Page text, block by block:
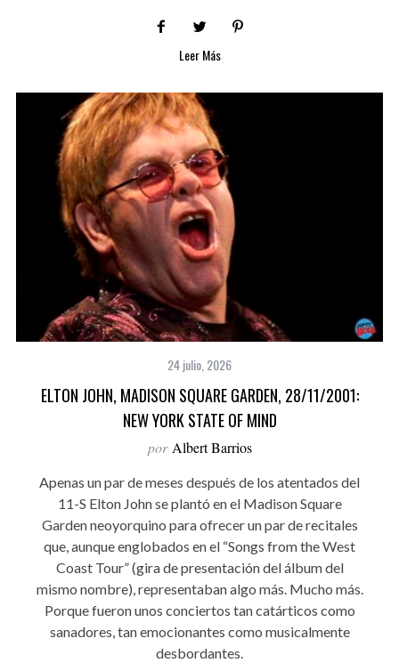
Leer Más
24 julio, 2026
ELTON JOHN, MADISON SQUARE GARDEN, 28/11/2001:
NEW YORK STATE OF MIND
por Albert Barrios
Apenas un par de meses después de los atentados del
11-S Elton John se plantó en el Madison Square
Garden neoyorquino para ofrecer un par de recitales
que, aunque englobados en el “Songs from the West
Coast Tour” (gira de presentación del álbum del
mismo nombre), representaban algo más. Mucho más.
Porque fueron unos conciertos tan catárticos como
sanadores, tan emocionantes como musicalmente
desbordantes.